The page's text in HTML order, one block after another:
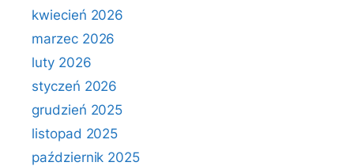
kwiecień 2026
marzec 2026
luty 2026
styczeń 2026
grudzień 2025
listopad 2025
październik 2025